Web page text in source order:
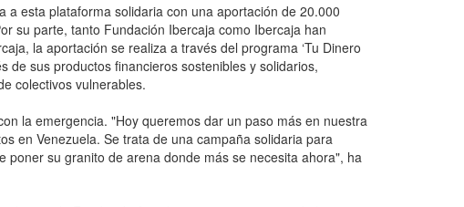
esta plataforma solidaria con una aportación de 20.000
su parte, tanto Fundación Ibercaja como Ibercaja han
la aportación se realiza a través del programa ‘Tu Dinero
de sus productos financieros sostenibles y solidarios,
colectivos vulnerables.
la emergencia. "Hoy queremos dar un paso más en nuestra
en Venezuela. Se trata de una campaña solidaria para
su granito de arena donde más se necesita ahora", ha